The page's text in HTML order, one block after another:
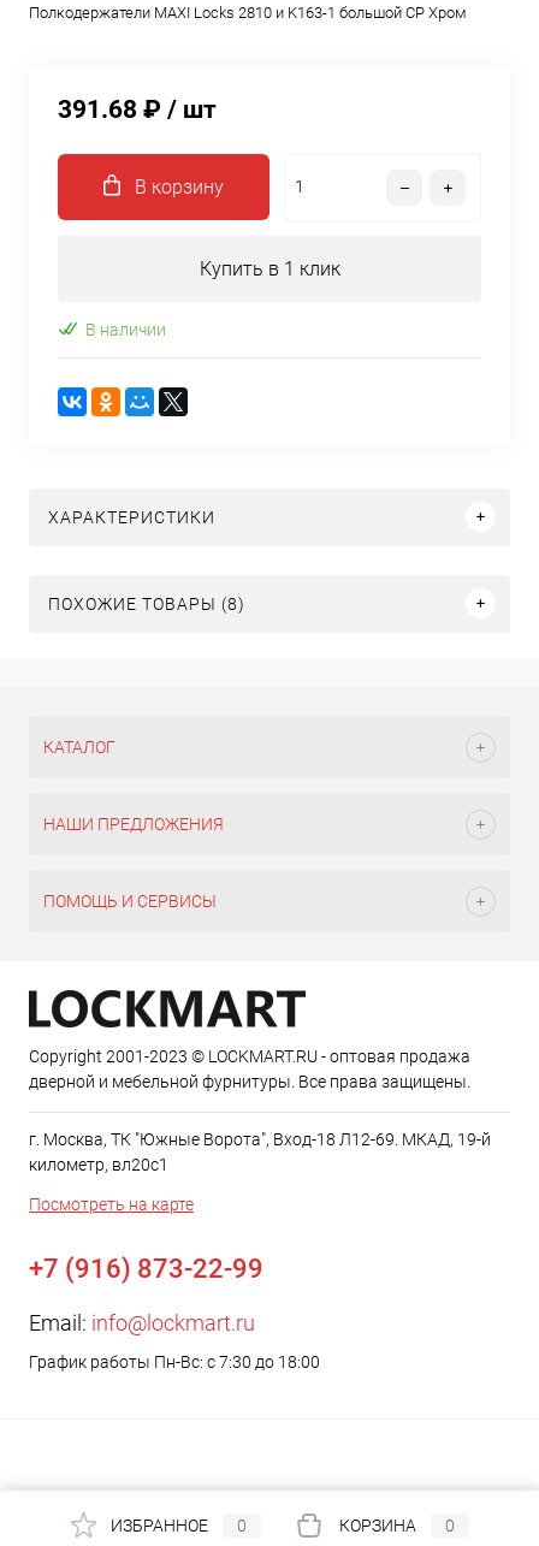
Полкодержатели MAXI Locks 2810 и K163-1 большой CP Хром
391.68 ₽ / шт
В корзину
Купить в 1 клик
В наличии
ХАРАКТЕРИСТИКИ
ПОХОЖИЕ ТОВАРЫ (8)
КАТАЛОГ
НАШИ ПРЕДЛОЖЕНИЯ
ПОМОЩЬ И СЕРВИСЫ
Copyright 2001-2023 © LOCKMART.RU - оптовая продажа
дверной и мебельной фурнитуры. Все права защищены.
г. Москва, ТК "Южные Ворота", Вход-18 Л12-69. МКАД, 19-й
километр, вл20с1
Посмотреть на карте
+7 (916) 873-22-99
Email: info@lockmart.ru
График работы Пн-Вс: с 7:30 до 18:00
ИЗБРАННОЕ 0 КОРЗИНА 0